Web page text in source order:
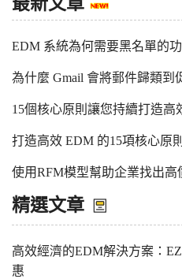
EDM 系統為何需要黑名單的
為什麼 Gmail 會將郵件歸類到
15個核心原則讓您持續打造高
打造高效 EDM 的15項核心原則
使用RFM模型幫助企業找出高
精選文章
高效經濟的EDM解決方案：
惠